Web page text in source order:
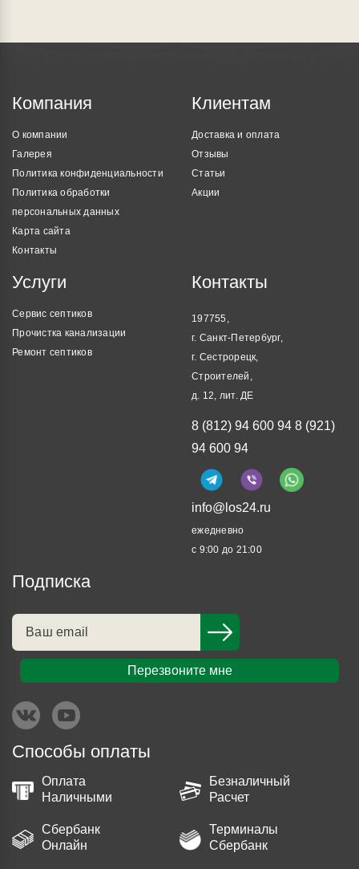
Компания
О компании
Галерея
Политика конфиденциальности
Политика обработки
персональных данных
Карта сайта
Контакты
Клиентам
Доставка и оплата
Отзывы
Статьи
Акции
Услуги
Сервис септиков
Прочистка канализации
Ремонт септиков
Контакты
197755,
г. Санкт-Петербург,
г. Сестрорецк,
Строителей,
д. 12, лит. ДЕ
8 (812) 94 600 94 8 (921)
94 600 94
info@los24.ru
ежедневно
с 9:00 до 21:00
Подписка
Перезвоните мне
Способы оплаты
Оплата
Наличными
Безналичный
Расчет
Сбербанк
Онлайн
Терминалы
Сбербанк